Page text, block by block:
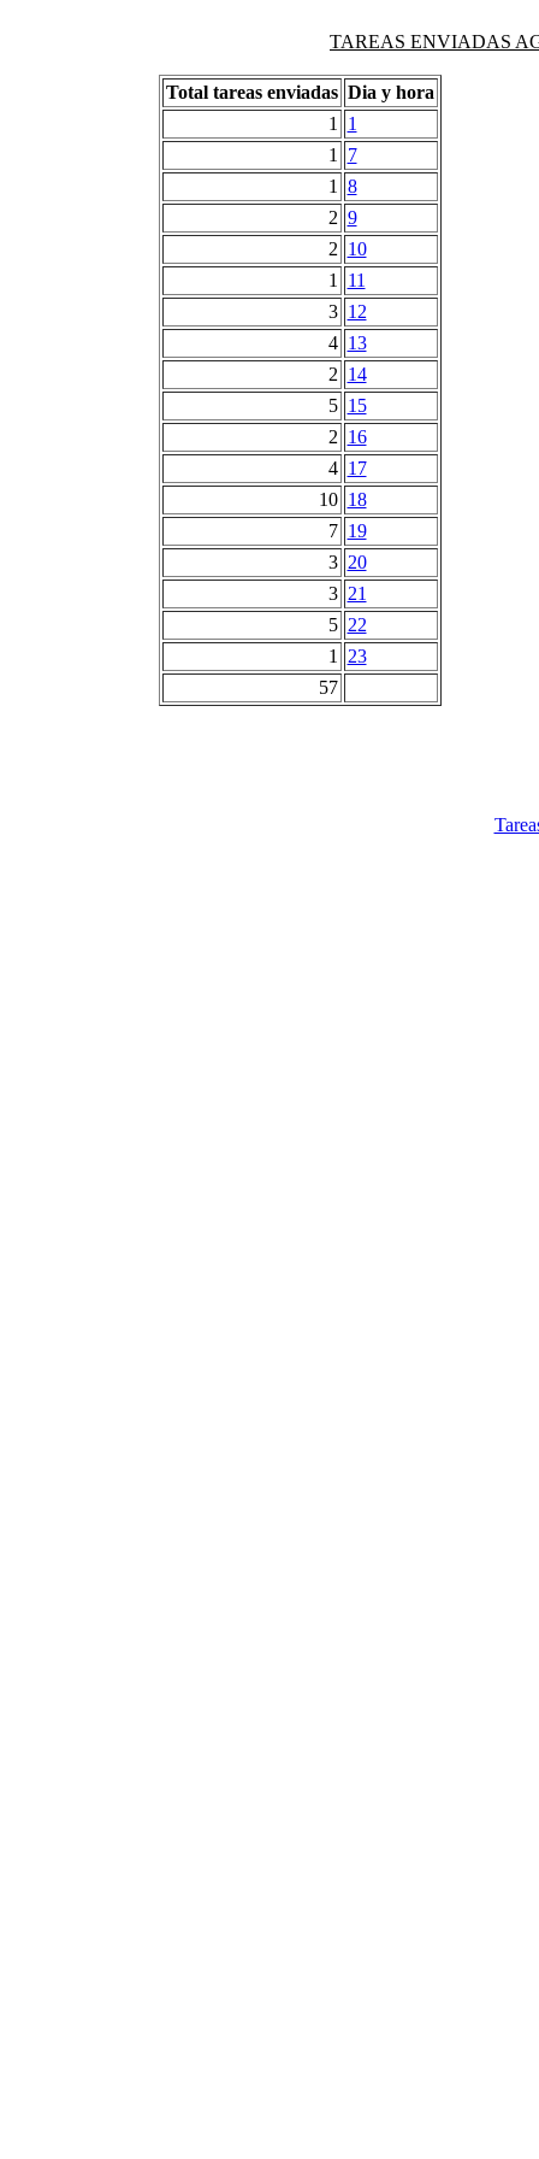
TAREAS ENVIADAS
Total tareas enviadas Dia y hora
1
1
1
7
1
8
2 9
2 10
1
11
3 12
4 13
2 14
5 15
2 16
4 17
10 18
7 19
3 20
3 21
5 22
1
23
57